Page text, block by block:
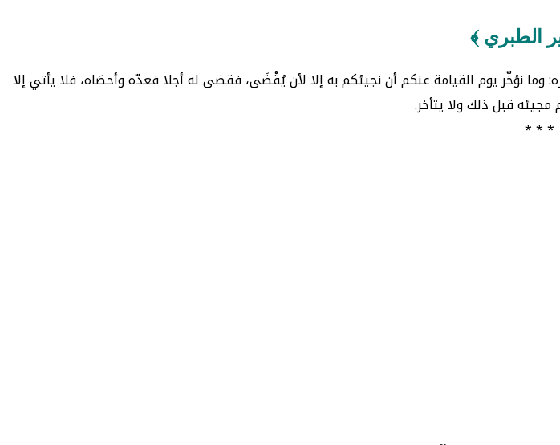
الطبري ﴾
وما نؤخّر يوم القيامة عنكم أن نجيئكم به إلا لأن يُقْضَى، فقضى له أجلا فعدّه وأحصَاه، فلا يأتي إلا
مجيئه قبل ذلك ولا يتأخر.
* * *